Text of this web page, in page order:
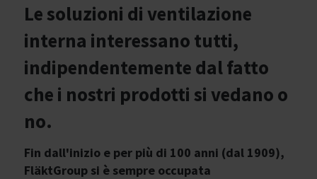
Le soluzioni di ventilazione
interna interessano tutti,
indipendentemente dal fatto
che i nostri prodotti si vedano o
no.
Fin dall'inizio e per più di 100 anni (dal 1909),
FläktGroup si è sempre occupata